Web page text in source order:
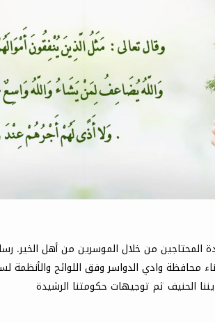
المحتاجين من خلال الموسرين من أهل الخير.
محافظة وادي الدواسر وفق اللوائح والأنظمة
الحنيف ثم توجيهات حكومتنا الرشيدة